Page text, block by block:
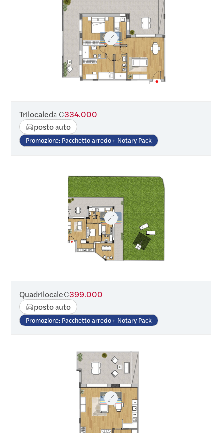
Trilocaleda €334.000
posto auto
Promozione: Pacchetto arredo + Notary Pack
Quadrilocale€399.000
posto auto
Promozione: Pacchetto arredo + Notary Pack